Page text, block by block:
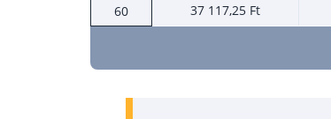
60
37 117,25 Ft